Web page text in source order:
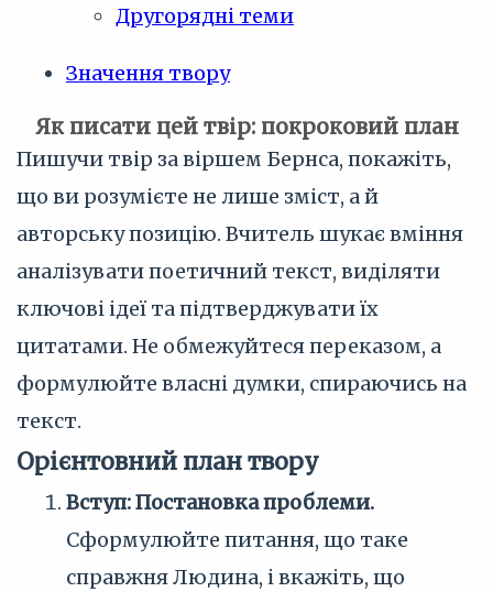
Другорядні теми
Значення твору
Як писати цей твір: покроковий план
Пишучи твір за віршем Бернса, покажіть,
що ви розумієте не лише зміст, а й
авторську позицію. Вчитель шукає вміння
аналізувати поетичний текст, виділяти
ключові ідеї та підтверджувати їх
цитатами. Не обмежуйтеся переказом, а
формулюйте власні думки, спираючись на
текст.
Орієнтовний план твору
Вступ: Постановка проблеми.
Сформулюйте питання, що таке
справжня Людина, і вкажіть, що